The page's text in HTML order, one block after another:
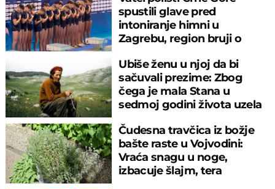
spustili glave pred
intoniranje himni u
Zagrebu, region bruji o
Ubiše ženu u njoj da bi
sačuvali prezime: Zbog
čega je mala Stana u
sedmoj godini života uzela
Čudesna travčica iz božje
bašte raste u Vojvodini:
Vraća snagu u noge,
izbacuje šlajm, tera